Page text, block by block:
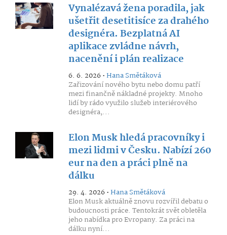
Vynalézavá žena poradila, jak
ušetřit desetitisíce za drahého
designéra. Bezplatná AI
aplikace zvládne návrh,
nacenění i plán realizace
6. 6. 2026 •Hana Smětáková
Zařizování nového bytu nebo domu patří
mezi finančně nákladné projekty. Mnoho
lidí by rádo využilo služeb interiérového
designéra,...
Elon Musk hledá pracovníky i
mezi lidmi v Česku. Nabízí 260
eur na den a práci plně na
dálku
29. 4. 2026 •Hana Smětáková
Elon Musk aktuálně znovu rozvířil debatu o
budoucnosti práce. Tentokrát svět obletěla
jeho nabídka pro Evropany. Za práci na
dálku nyní...